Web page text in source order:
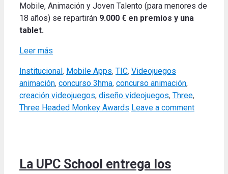
Mobile, Animación y Joven Talento (para menores de
18 años) se repartirán 9.000 € en premios y una
tablet.
Leer más
Categories
Institucional, Mobile Apps, TIC, Videojuegos
animación, concurso 3hma, concurso animación,
creación videojuegos, diseño videojuegos, Three,
Three Headed Monkey Awards Leave a comment
La UPC School entrega los